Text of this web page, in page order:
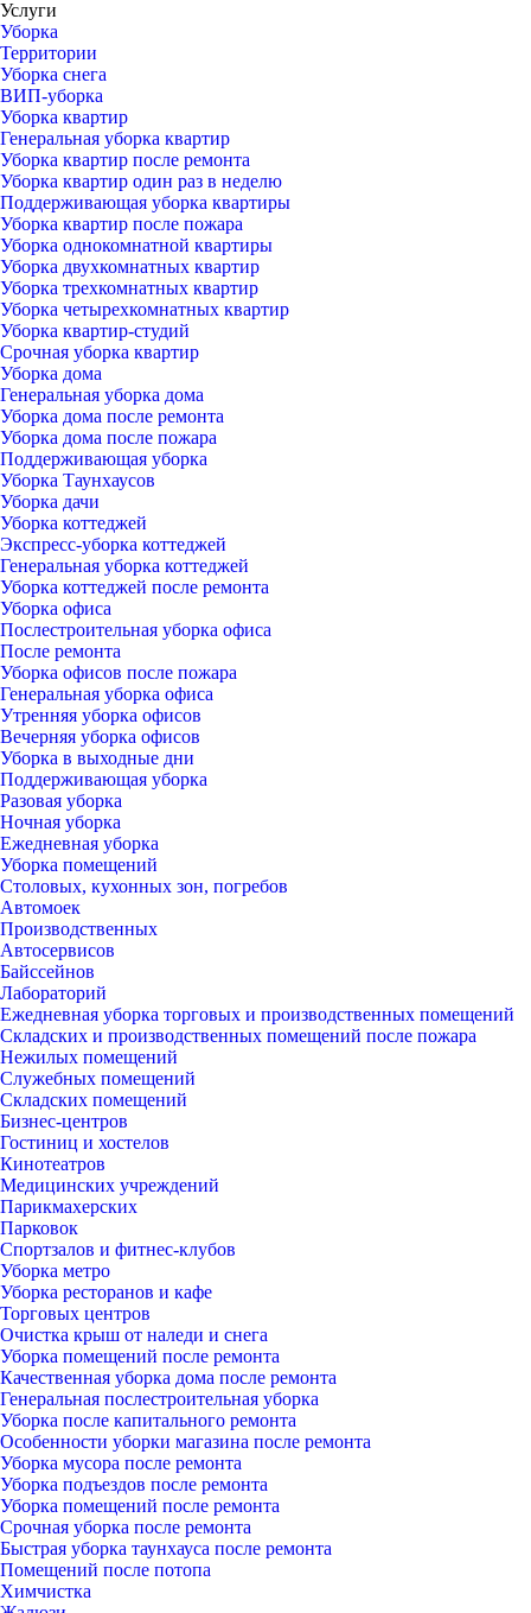
Услуги
Уборка
Территории
Уборка снега
ВИП-уборка
Уборка квартир
Генеральная уборка квартир
Уборка квартир после ремонта
Уборка квартир один раз в неделю
Поддерживающая уборка квартиры
Уборка квартир после пожара
Уборка однокомнатной квартиры
Уборка двухкомнатных квартир
Уборка трехкомнатных квартир
Уборка четырехкомнатных квартир
Уборка квартир-студий
Срочная уборка квартир
Уборка дома
Генеральная уборка дома
Уборка дома после ремонта
Уборка дома после пожара
Поддерживающая уборка
Уборка Таунхаусов
Уборка дачи
Уборка коттеджей
Экспресс-уборка коттеджей
Генеральная уборка коттеджей
Уборка коттеджей после ремонта
Уборка офиса
Послестроительная уборка офиса
После ремонта
Уборка офисов после пожара
Генеральная уборка офиса
Утренняя уборка офисов
Вечерняя уборка офисов
Уборка в выходные дни
Поддерживающая уборка
Разовая уборка
Ночная уборка
Ежедневная уборка
Уборка помещений
Столовых, кухонных зон, погребов
Автомоек
Производственных
Автосервисов
Байссейнов
Лабораторий
Ежедневная уборка торговых и производственных помещений
Складских и производственных помещений после пожара
Нежилых помещений
Служебных помещений
Складских помещений
Бизнес-центров
Гостиниц и хостелов
Кинотеатров
Медицинских учреждений
Парикмахерских
Парковок
Спортзалов и фитнес-клубов
Уборка метро
Уборка ресторанов и кафе
Торговых центров
Очистка крыш от наледи и снега
Уборка помещений после ремонта
Качественная уборка дома после ремонта
Генеральная послестроительная уборка
Уборка после капитального ремонта
Особенности уборки магазина после ремонта
Уборка мусора после ремонта
Уборка подъездов после ремонта
Уборка помещений после ремонта
Срочная уборка после ремонта
Быстрая уборка таунхауса после ремонта
Помещений после потопа
Химчистка